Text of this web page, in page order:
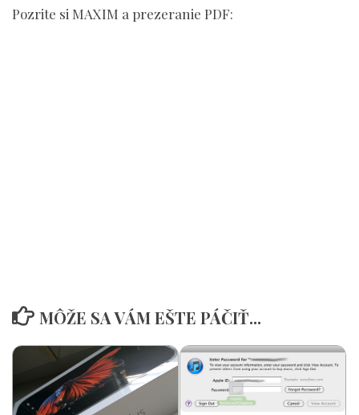
Pozrite si MAXIM a prezeranie PDF:
MÔŽE SA VÁM EŠTE PÁČIŤ...